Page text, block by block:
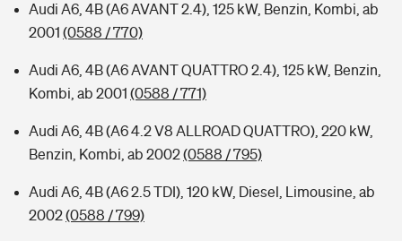
Audi A6, 4B (A6 AVANT 2.4), 125 kW, Benzin, Kombi, ab
2001 (0588 / 770)
Audi A6, 4B (A6 AVANT QUATTRO 2.4), 125 kW, Benzin,
Kombi, ab 2001 (0588 / 771)
Audi A6, 4B (A6 4.2 V8 ALLROAD QUATTRO), 220 kW,
Benzin, Kombi, ab 2002(0588 / 795)
Audi A6, 4B (A6 2.5 TDI), 120 kW, Diesel, Limousine, ab
2002(0588 / 799)